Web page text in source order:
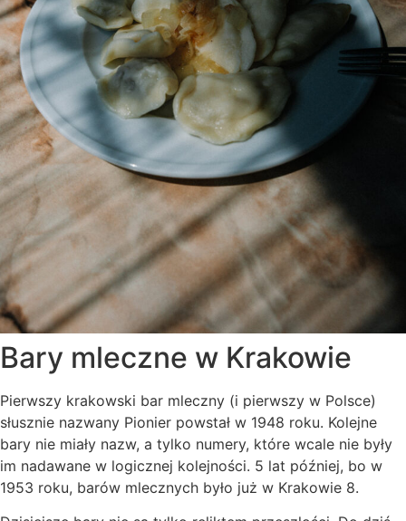
Bary mleczne w Krakowie
Pierwszy krakowski bar mleczny (i pierwszy w Polsce)
słusznie nazwany Pionier powstał w 1948 roku. Kolejne
bary nie miały nazw, a tylko numery, które wcale nie były
im nadawane w logicznej kolejności. 5 lat później, bo w
1953 roku, barów mlecznych było już w Krakowie 8.